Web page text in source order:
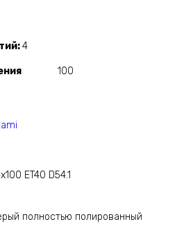
4
100
ET40 D54.1
полностью полированный